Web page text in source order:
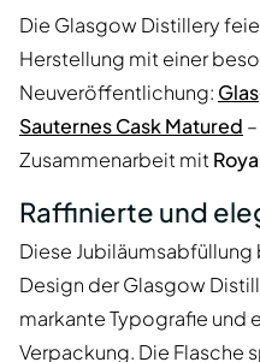
Die Glasgow Distillery
Herstellung mit einer
Neuveröffentlichung:
Sauternes Cask Matured
Zusammenarbeit mit
Raffinierte und
Diese
Design der Glasgow
markante Typografie und
Verpackung. Die